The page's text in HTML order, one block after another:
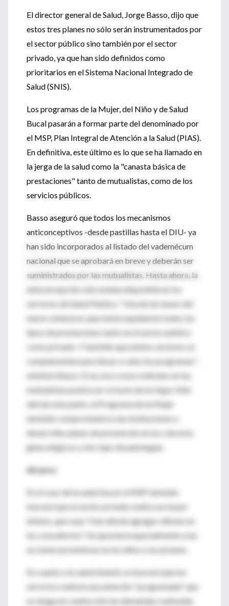
El director general de Salud, Jorge Basso, dijo que
estos tres planes no sólo serán instrumentados por
el sector público sino también por el sector
privado, ya que han sido definidos como
prioritarios en el Sistema Nacional Integrado de
Salud (SNIS).
Los programas de la Mujer, del Niño y de Salud
Bucal pasarán a formar parte del denominado por
el MSP, Plan Integral de Atención a la Salud (PIAS).
En definitiva, este último es lo que se ha llamado en
la jerga de la salud como la "canasta básica de
prestaciones" tanto de mutualistas, como de los
servicios públicos.
Basso aseguró que todos los mecanismos
anticonceptivos -desde pastillas hasta el DIU- ya
han sido incorporados al listado del vademécum
nacional que se aprobará en breve y deberán ser
suministrados por las mutualistas. Hasta ahora, la
anticoncepción sólo estaba disponible en los
servicios de Salud Pública. "Una de las bases del
nuevo sistema es que exista equidad en todos los
tipos de prestaciones tanto en el sector público
como privado. Y también que ambos sectores se
complementen para llevar a cabo los programas",
enfatizó Basso. El acceso a esos métodos en las
mutualistas podría ser a través de un tique. Más
allá de este punto, el Programa de la Mujer
también comprometerá a las instituciones a
desarrollar planes de prevención en los cánceres
ginecológicos y otro tipo de patologías.
Alcance
En el caso de la salud bucal, el MSP también
buscará que el sector privado realice un mayor
énfasis, que vaya "más allá de agregar sillones en
los consultorios". Se apostará especialmente a las
acciones preventivas en los niños y los jóvenes.
En cuanto a la salud infantil, se buscará que los
servicios realicen una atención "programada" que
no tenga en cuenta sólo las demandas realizadas